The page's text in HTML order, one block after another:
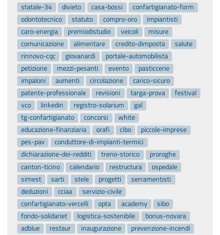
statale-34
divieto casa-bossi
confartigianato-form
odontotecnico
statuto compro-oro
impiantisti
caro-energia
premiodistudio veicoli
misure
comunicazione
alimentare credito-dimposta
salute
rinnovo-cqc
giovanardi
portale-automobilista
petizione
mezzi-pesanti evento
pasticcerie
impaloni
aumenti circolazione
carico-sicuro
patente-professionale
revisioni targa-prova
festival
vco
linkedin registro-solarium
gal
tg-confartigianato
concorsi
white
educazione-finanziaria
orafi cibo
piccole-imprese
pes-pav
conduttore-di-impianti-termici
dichiarazione-dei-redditi
treno-storico
proroghe
canton-ticino
calendario restructura
ospedale
simest
sarti stele progetti
serramentisti
deduzioni
cciaa
servizio-civile
confartigianato-vercelli
opta academy
sibo
fondo-solidariet
logistica-sostenibile
bonus-novara
adblue
restaur inaugurazione
prevenzione-incendi